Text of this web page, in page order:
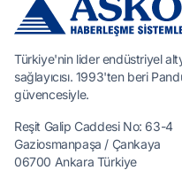
Türkiye'nin lider endüstriyel
sağlayıcısı. 1993'ten beri
güvencesiyle.
Reşit Galip Caddesi No: 63-4
Gaziosmanpaşa / Çankaya
06700 Ankara Türkiye